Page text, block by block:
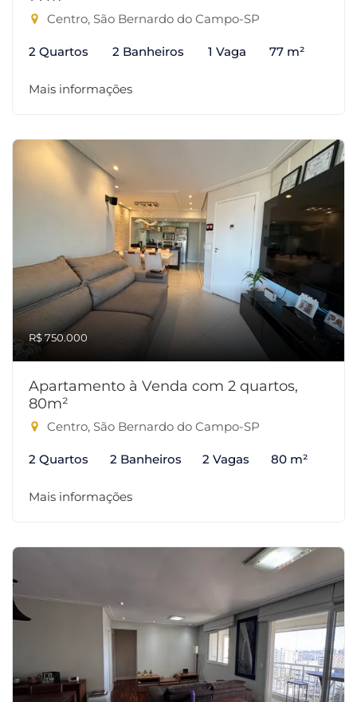
Centro, São Bernardo do Campo-SP
2 Quartos 2 Banheiros 1 Vaga 77 m²
Mais informações
R$ 750.000
Apartamento à Venda com 2 quartos,
80m²
Centro, São Bernardo do Campo-SP
2 Quartos 2 Banheiros 2 Vagas 80 m²
Mais informações